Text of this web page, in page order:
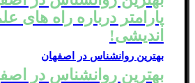
پارامتر درباره راه های
اندیشی!
بهترین روانشناس در اصفهان